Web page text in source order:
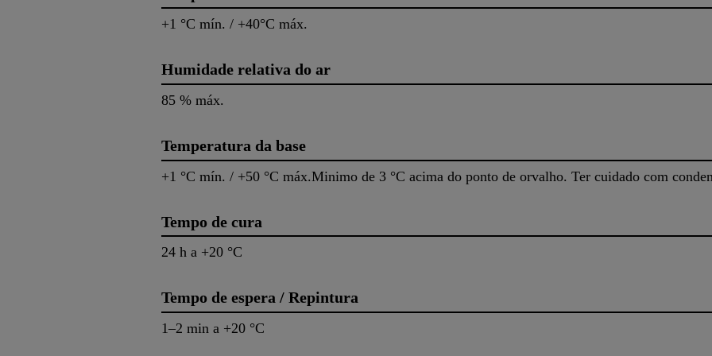
+1 °C mín. / +40°C máx.
Humidade relativa do ar
85 % máx.
Temperatura da base
+1 °C mín. / +50 °C máx.Minimo de 3 °C acima do ponto de orvalho. Ter cuidado com
Tempo de cura
24 h a +20 °C
Tempo de espera / Repintura
1–2 min a +20 °C